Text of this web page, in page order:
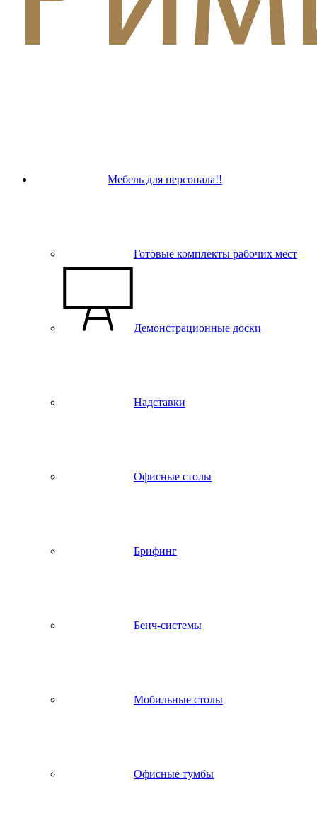
Мебель для персонала!!
Готовые комплекты рабочих мест
Демонстрационные доски
Надставки
Офисные столы
Брифинг
Бенч-системы
Мобильные столы
Офисные тумбы